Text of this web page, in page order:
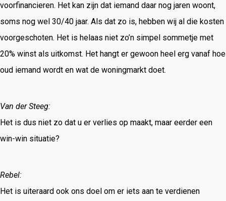
voorfinancieren. Het kan zijn dat iemand daar nog jaren woont,
soms nog wel 30/40 jaar. Als dat zo is, hebben wij al die kosten
voorgeschoten. Het is helaas niet zo’n simpel sommetje met
20% winst als uitkomst. Het hangt er gewoon heel erg vanaf hoe
oud iemand wordt en wat de woningmarkt doet.
Van der Steeg:
Het is dus niet zo dat u er verlies op maakt, maar eerder een
win-win situatie?
Rebel:
Het is uiteraard ook ons doel om er iets aan te verdienen